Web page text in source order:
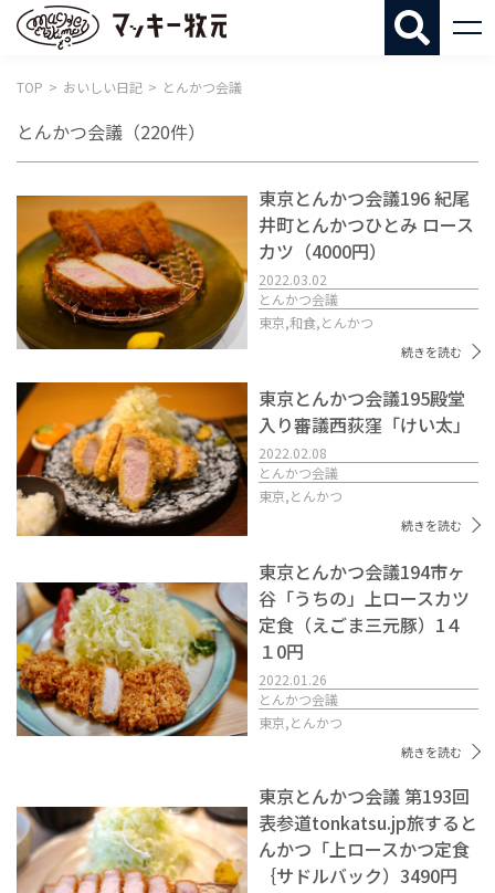
TOP おいしい日記 とんかつ会議
とんかつ会議 （220件）
東京とんかつ会議196 紀尾
井町とんかつひとみ ロース
カツ（4000円）
2022.03.02
とんかつ会議
東京,和食,とんかつ
続きを読む
東京とんかつ会議195殿堂
入り審議西荻窪「けい太」
2022.02.08
とんかつ会議
東京,とんかつ
続きを読む
東京とんかつ会議194市ヶ
谷「うちの」上ロースカツ
定食（えごま三元豚）1４
１0円
2022.01.26
とんかつ会議
東京,とんかつ
続きを読む
東京とんかつ会議 第193回
表参道tonkatsu.jp旅すると
んかつ「上ロースかつ定食
｛サドルバック）3490円